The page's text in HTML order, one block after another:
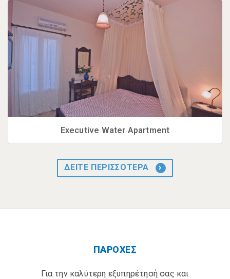
Executive Water Apartment
ΔΕΙΤΕ ΠΕΡΙΣΣΟΤΕΡΑ
ΠΑΡΟΧΕΣ
Για την καλύτερη εξυπηρέτησή σας και